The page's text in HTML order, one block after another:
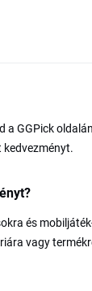
GGPick
és
vagy